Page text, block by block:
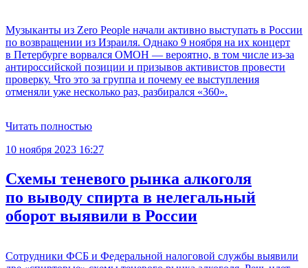
Музыканты из Zero People начали активно выступать в России
по возвращении из Израиля. Однако 9 ноября на их концерт
в Петербурге ворвался ОМОН — вероятно, в том числе из-за
антироссийской позиции и призывов активистов провести
проверку. Что это за группа и почему ее выступления
отменяли уже несколько раз, разбирался «360».
Читать полностью
10 ноября 2023 16:27
Схемы теневого рынка алкоголя
по выводу спирта в нелегальный
оборот выявили в России
Сотрудники ФСБ и Федеральной налоговой службы выявили